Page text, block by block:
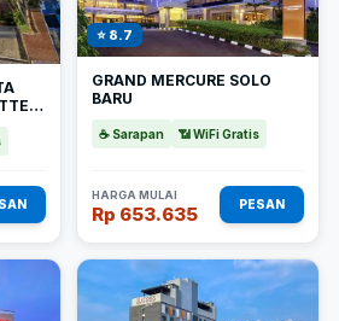
⭐ 8.7
GRAND MERCURE SOLO
BARU
☕ Sarapan 📶 WiFi Gratis
HARGA MULAI
Rp 653.635 PESAN